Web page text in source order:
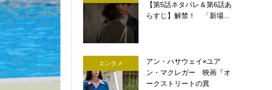
【第5話ネタバレ＆第6話あ
らすじ】解禁！ 「新場...
エンタメ
アン・ハサウェイ×ユア
ン・マクレガー 映画『オ
ークストリートの異